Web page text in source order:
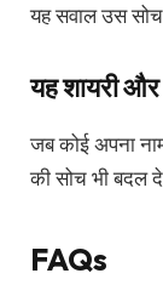
यह सवाल उस
यह शायरी और
जब कोई अपना
की सोच भी बदल
FAQs